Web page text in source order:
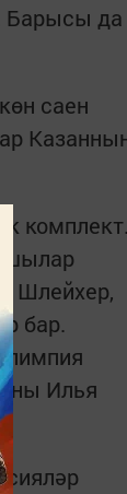
Барысы да
саен
Шлейхер,
бар.
Илья